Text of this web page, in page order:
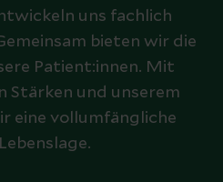
uns fachlich
bieten wir die
Patient:innen. Mit
Stärken und unserem
eine vollumfängliche